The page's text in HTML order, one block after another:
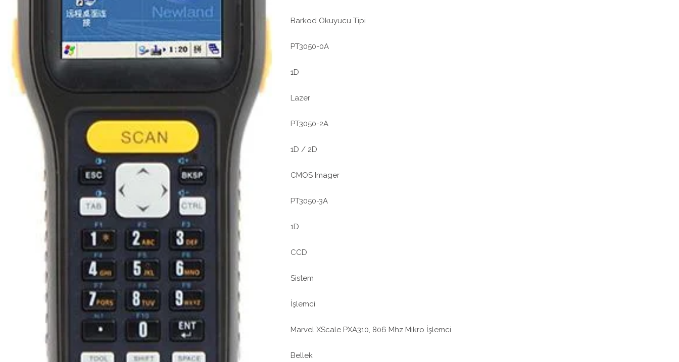
Barkod Okuyucu Tipi
PT3050-0A
1D
Lazer
PT3050-2A
1D / 2D
CMOS Imager
PT3050-3A
1D
CCD
Sistem
İşlemci
Marvel XScale PXA310, 806 Mhz Mikro İşlemci
Bellek